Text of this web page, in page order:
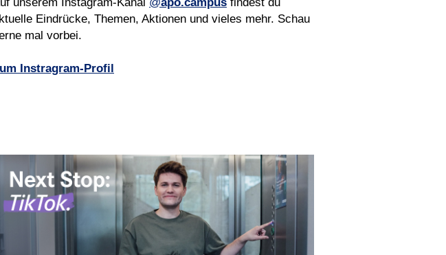
Eindrücke, Themen, Aktionen und vieles mehr. Schau
mal vorbei.
Instragram-Profil